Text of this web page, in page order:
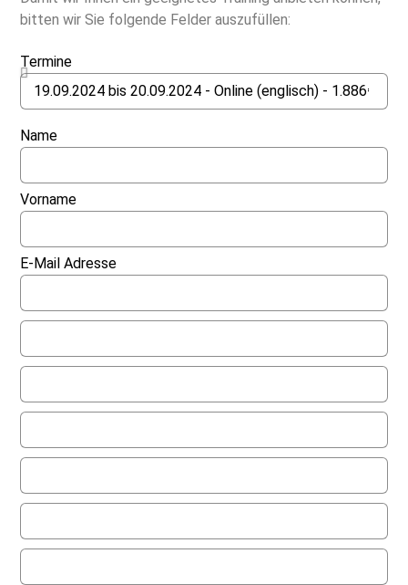
bitten wir Sie folgende Felder auszufüllen:
Termine
Name
Vorname
E-Mail Adresse